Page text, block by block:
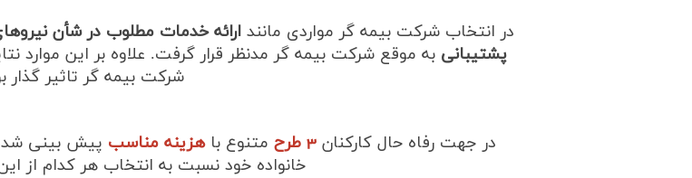
در انتخاب شرکت بیمه گر مواردی مانند ارائه خدمات مطلوب در شأن
پشتیبانی به موقع شرکت بیمه گر مدنظر قرار گرفت. علاوه بر این موارد
شرکت بیمه گر تاثیر گذار
در جهت رفاه حال کارکنان 3 طرح متنوع باهزینه مناسب پیش بینی شده
خانواده خود نسبت به انتخاب هر کدام از